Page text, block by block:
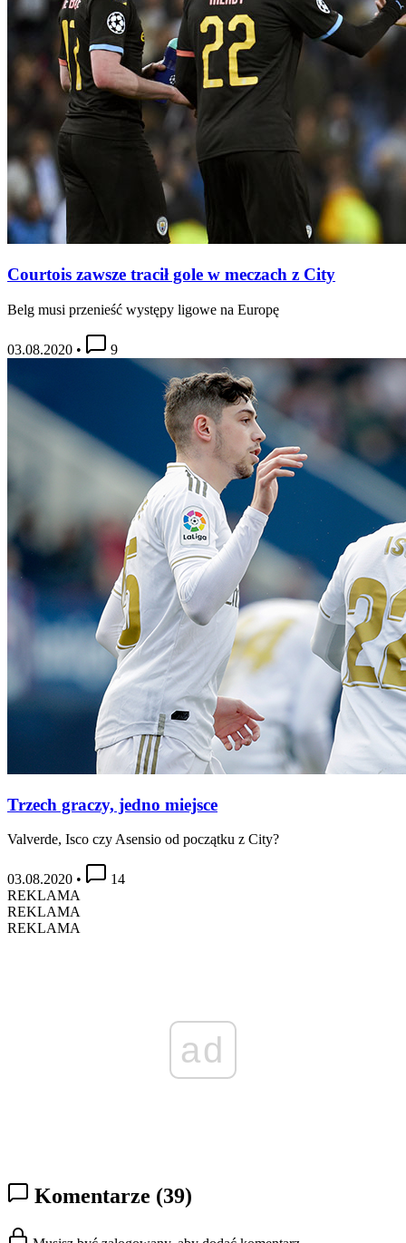
Courtois zawsze tracił gole w meczach z City
Belg musi przenieść występy ligowe na Europę
03.08.2020 • 9
Trzech graczy, jedno miejsce
Valverde, Isco czy Asensio od początku z City?
03.08.2020 •
14
REKLAMA
REKLAMA
REKLAMA
ad
Komentarze (39)